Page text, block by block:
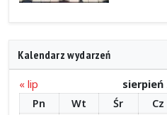
Kalendarz wydarzeń
« lip sierpień
Pn
Wt Śr Cz